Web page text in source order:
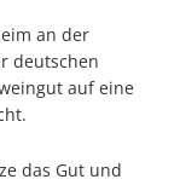
an der
deutschen
auf eine
das Gut und